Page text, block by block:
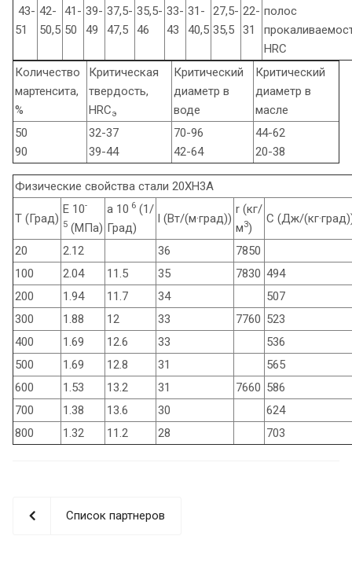
43-
51
42-
50,5
41-
50
39-
49
37,5-
47,5
35,5-
46
33-
43
31-
40,5
27,5-
35,5
22-
31
полос
HRC
Количество
мартенсита,
%
Критическая
твердость,
HRCэ
Критический
диаметр в
воде
Критический
диаметр в
масле
50
90
32-37
39-44
70-96
42-64
44-62
20-38
Физические свойства стали 20ХН3А
T (Град)
E 10-
5 (МПа)
a 10 6 (1/
Град)
l (Вт/(м·град))
r (кг/
м3)
C (Дж/
20 2.12 36
7850
100
2.04 11.5 35 7830 494
200
1.94 11.7 34
507
300
1.88 12 33 7760 523
400
1.69 12.6 33
536
500
1.69 12.8 31
565
600
1.53 13.2 31 7660 586
700
1.38 13.6 30
624
800
1.32 11.2 28 703
Список партнеров